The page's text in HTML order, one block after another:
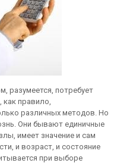
разумеется, потребует
правило,
различных методов. Но
Они бывают единичные
имеет значение и сам
и возраст, и состояние
при выборе